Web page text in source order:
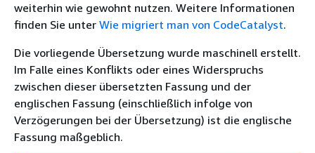
weiterhin wie gewohnt nutzen. Weitere Informationen
finden Sie unter Wie migriert man von CodeCatalyst.
Die vorliegende Übersetzung wurde maschinell erstellt.
Im Falle eines Konflikts oder eines Widerspruchs
zwischen dieser übersetzten Fassung und der
englischen Fassung (einschließlich infolge von
Verzögerungen bei der Übersetzung) ist die englische
Fassung maßgeblich.